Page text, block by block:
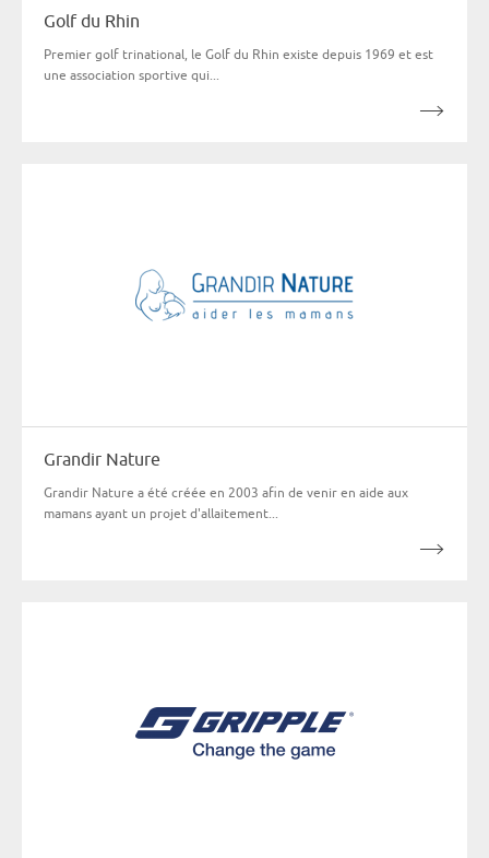
Golf du Rhin
Premier golf trinational, le Golf du Rhin existe depuis 1969 et est
une association sportive qui...
Grandir Nature
Grandir Nature a été créée en 2003 afin de venir en aide aux
mamans ayant un projet d'allaitement...